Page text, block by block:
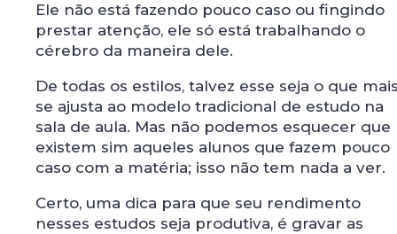
Ele não está fazendo pouco caso ou fingindo
prestar atenção, ele só está trabalhando o
cérebro da maneira dele.
De todas os estilos, talvez esse seja o que
se ajusta ao modelo tradicional de estudo na
sala de aula. Mas não podemos esquecer que
existem sim aqueles alunos que fazem pouco
caso com a matéria; isso não tem nada a ver.
Certo, uma dica para que seu rendimento
nesses estudos seja produtiva, é gravar as